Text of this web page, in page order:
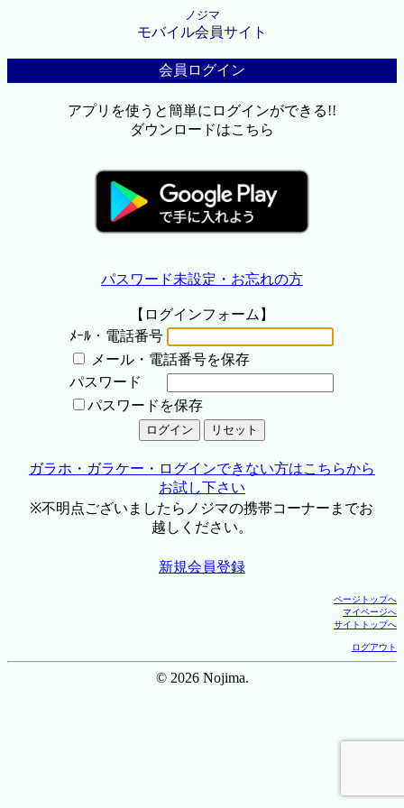
ノジマ
モバイル会員サイト
会員ログイン
アプリを使うと簡単にログインができる!!
ダウンロードはこちら
パスワード未設定・お忘れの方
【ログインフォーム】
ﾒｰﾙ・電話番号
メール・電話番号を保存
パスワード
パスワードを保存
ガラホ・ガラケー・ログインできない方はこちらから
お試し下さい
※不明点ございましたらノジマの携帯コーナーまでお
越しください。
新規会員登録
ページトップへ
マイページへ
サイトトップへ
ログアウト
© 2026 Nojima.